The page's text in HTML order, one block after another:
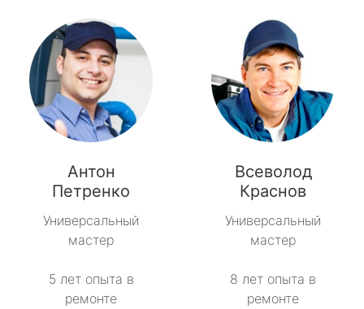
Антон
Петренко
Универсальный
мастер
5 лет опыта в
ремонте
Всеволод
Краснов
Универсальный
мастер
8 лет опыта в
ремонте